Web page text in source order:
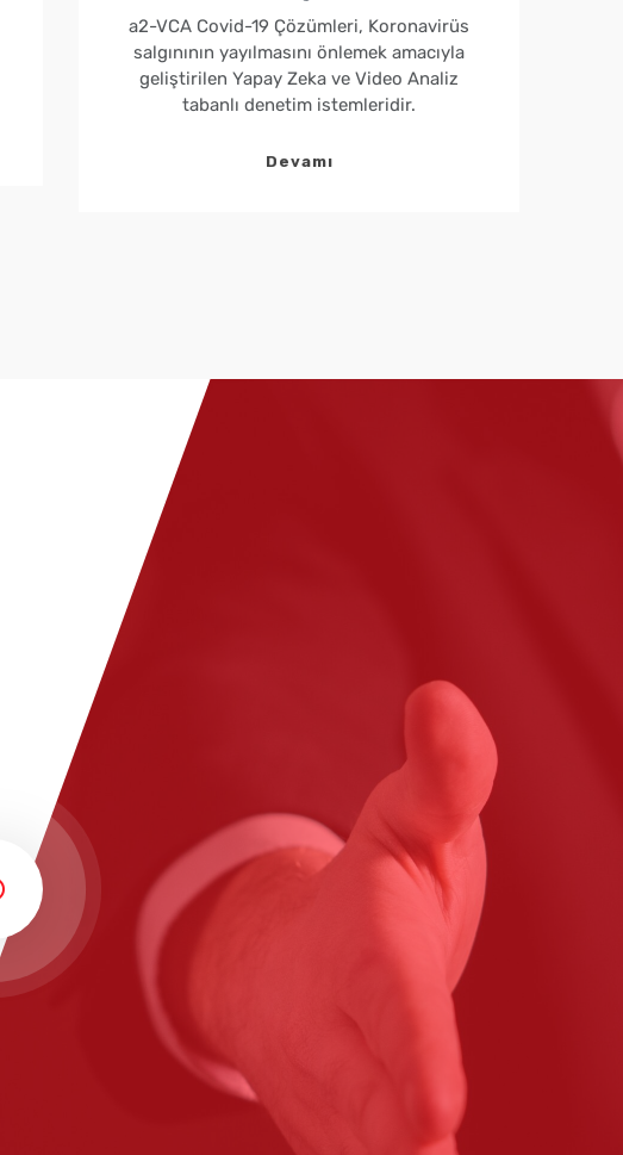
a2-VCA Covid-19 Çözümleri, Koronavirüs
salgınının yayılmasını önlemek amacıyla
geliştirilen Yapay Zeka ve Video Analiz
tabanlı denetim istemleridir.
Devamı